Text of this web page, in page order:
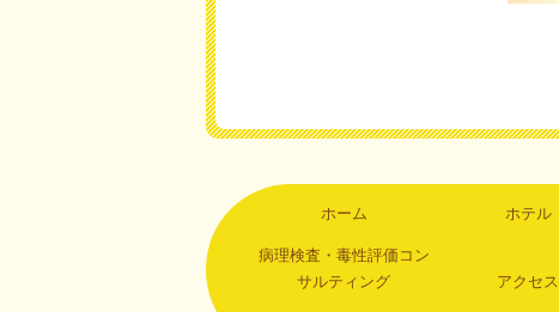
ホーム ホテル
病理検査・毒性評価コン
サルティング
アクセス